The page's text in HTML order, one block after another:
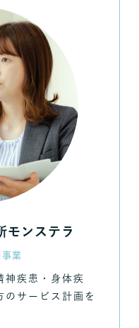
モンステラ
業
神疾患・身体疾
のサービス計画を